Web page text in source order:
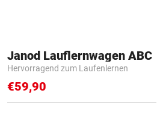
Janod Lauflernwagen ABC
Hervorragend zum Laufenlernen
€59,90